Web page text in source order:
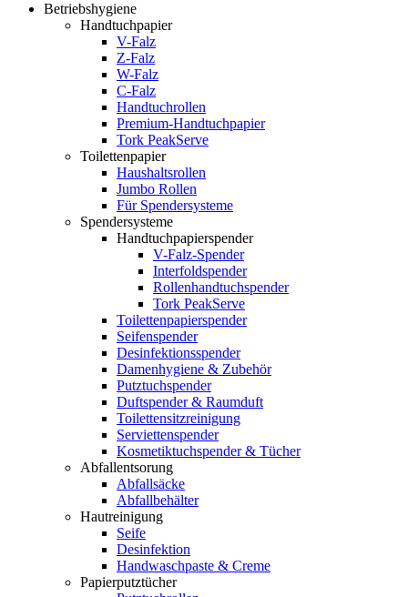
Betriebshygiene
Handtuchpapier
V-Falz
Z-Falz
W-Falz
C-Falz
Handtuchrollen
Premium-Handtuchpapier
Tork PeakServe
Toilettenpapier
Haushaltsrollen
Jumbo Rollen
Für Spendersysteme
Spendersysteme
Handtuchpapierspender
V-Falz-Spender
Interfoldspender
Rollenhandtuchspender
Tork PeakServe
Toilettenpapierspender
Seifenspender
Desinfektionsspender
Damenhygiene & Zubehör
Putztuchspender
Duftspender & Raumduft
Toilettensitzreinigung
Serviettenspender
Kosmetiktuchspender & Tücher
Abfallentsorung
Abfallsäcke
Abfallbehälter
Hautreinigung
Seife
Desinfektion
Handwaschpaste & Creme
Papierputztücher